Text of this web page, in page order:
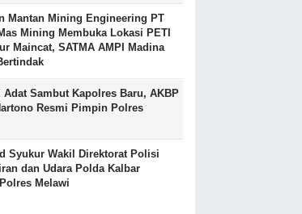
Mantan Mining Engineering PT
Mining Membuka Lokasi PETI
Maincat, SATMA AMPI Madina
Adat Sambut Kapolres Baru, AKBP
Resmi Pimpin Polres
Syukur Wakil Direktorat Polisi
dan Udara Polda Kalbar
Melawi